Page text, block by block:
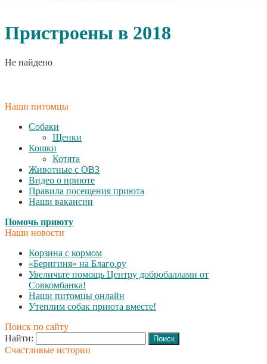
Пристроены в 2018
Не найдено
Наши питомцы
Собаки
Щенки
Кошки
Котята
Животные с ОВЗ
Видео о приюте
Правила посещения приюта
Наши вакансии
Помочь приюту
Наши новости
Корзина с кормом
«Беригиня» на Благо.ру
Увеличьте помощь Центру добробаллами от
Совкомбанка!
Наши питомцы онлайн
Утеплим собак приюта вместе!
Поиск по сайту
Найти:
Счастливые истории